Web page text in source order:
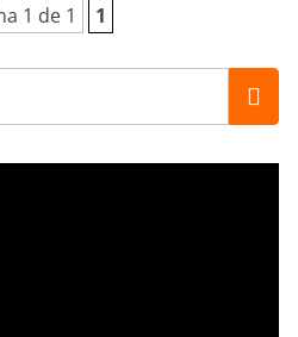
1 de 1 1